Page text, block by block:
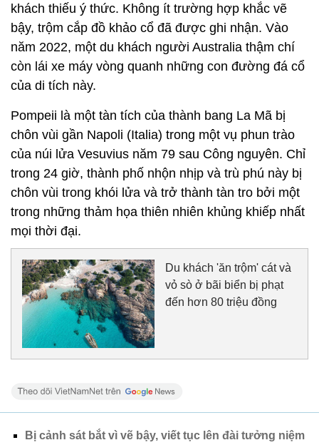
khách thiếu ý thức. Không ít trường hợp khắc vẽ
bậy, trộm cắp đồ khảo cổ đã được ghi nhận. Vào
năm 2022, một du khách người Australia thậm chí
còn lái xe máy vòng quanh những con đường đá cổ
của di tích này.
Pompeii là một tàn tích của thành bang La Mã bị
chôn vùi gần Napoli (Italia) trong một vụ phun trào
của núi lửa Vesuvius năm 79 sau Công nguyên. Chỉ
trong 24 giờ, thành phố nhộn nhịp và trù phú này bị
chôn vùi trong khói lửa và trở thành tàn tro bởi một
trong những thảm họa thiên nhiên khủng khiếp nhất
mọi thời đại.
Du khách 'ăn trộm' cát và
vỏ sò ở bãi biển bị phạt
đến hơn 80 triệu đồng
Bị cảnh sát bắt vì vẽ bậy, viết tục lên đài tưởng niệm